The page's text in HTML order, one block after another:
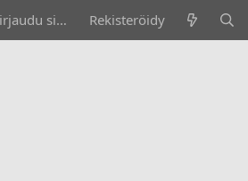
Kirjaudu sisään Rekisteröidy